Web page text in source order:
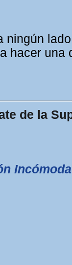
ningún
hacer una
de la
Incómoda